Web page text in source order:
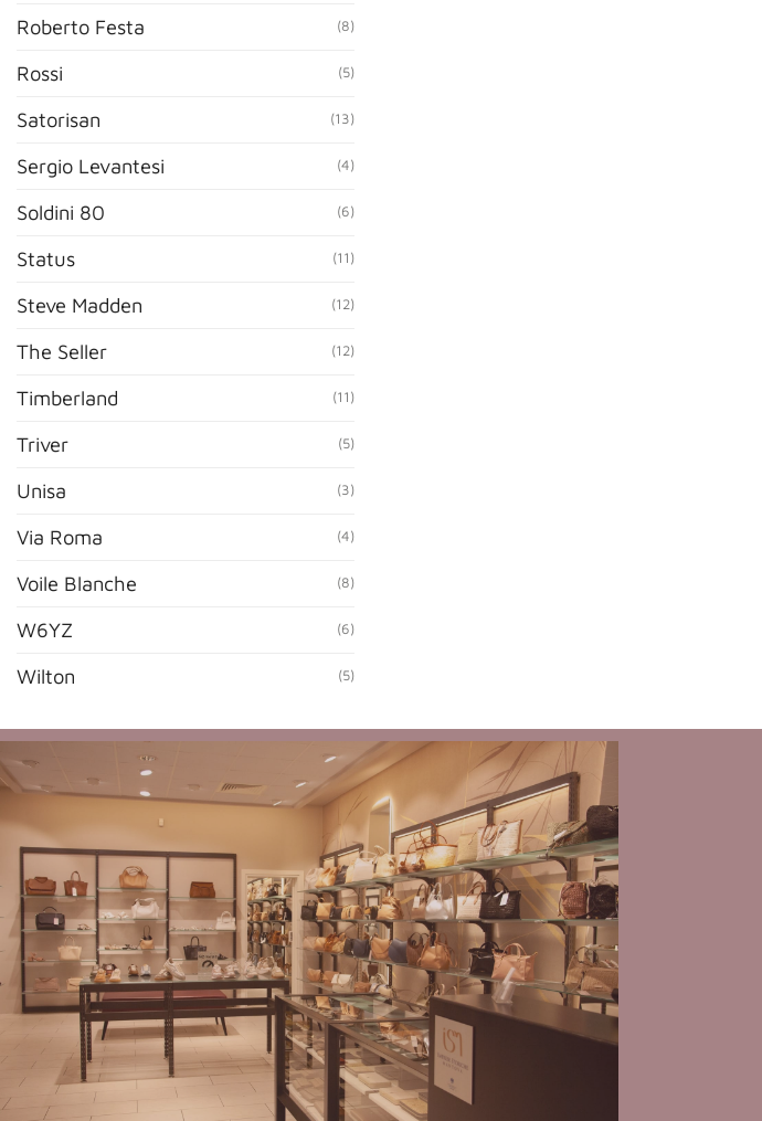
Roberto Festa (8)
Rossi (5)
Satorisan (13)
Sergio Levantesi (4)
Soldini 80 (6)
Status (11)
Steve Madden (12)
The Seller (12)
Timberland (11)
Triver (5)
Unisa (3)
Via Roma (4)
Voile Blanche (8)
W6YZ (6)
Wilton (5)